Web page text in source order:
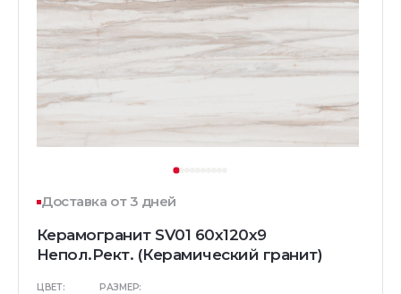
Доставка от 3 дней
Керамогранит SV01 60x120x9
Непол.Рект. (Керамический гранит)
ЦВЕТ: РАЗМЕР: